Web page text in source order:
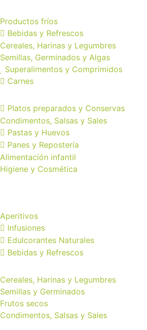
Productos fríos
Bebidas y Refrescos
Cereales, Harinas y Legumbres
Semillas, Germinados y Algas
Superalimentos y Comprimidos
Carnes
Platos preparados y Conservas
Condimentos, Salsas y Sales
Pastas y Huevos
Panes y Repostería
Alimentación infantil
Higiene y Cosmética
Aperitivos
Infusiones
Edulcorantes Naturales
Bebidas y Refrescos
Cereales, Harinas y Legumbres
Semillas y Germinados
Frutos secos
Condimentos, Salsas y Sales